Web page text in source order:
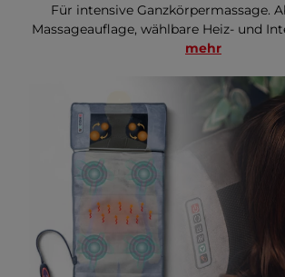
Für intensive Ganzkörpermassage.
Massageauflage, wählbare Heiz- und
mehr